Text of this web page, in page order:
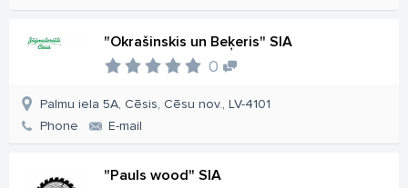
"Okrašinskis un Beķeris" SIA
0
Palmu iela 5A, Cēsis, Cēsu nov., LV-4101
Phone
E-mail
"Pauls wood" SIA